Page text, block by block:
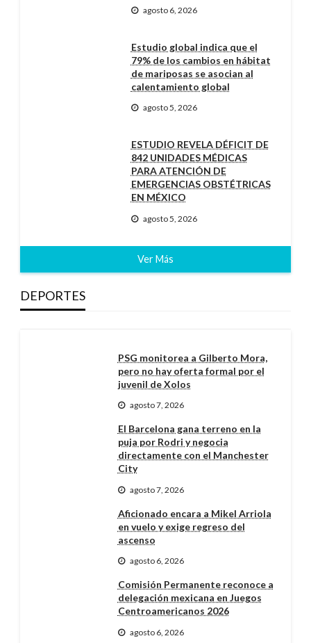
agosto 6, 2026
Estudio global indica que el
79% de los cambios en hábitat
de mariposas se asocian al
calentamiento global
agosto 5, 2026
ESTUDIO REVELA DÉFICIT DE
842 UNIDADES MÉDICAS
PARA ATENCIÓN DE
EMERGENCIAS OBSTÉTRICAS
EN MÉXICO
agosto 5, 2026
Ver Más
DEPORTES
PSG monitorea a Gilberto Mora,
pero no hay oferta formal por el
juvenil de Xolos
agosto 7, 2026
El Barcelona gana terreno en la
puja por Rodri y negocia
directamente con el Manchester
City
agosto 7, 2026
Aficionado encara a Mikel Arriola
en vuelo y exige regreso del
ascenso
agosto 6, 2026
Comisión Permanente reconoce a
delegación mexicana en Juegos
Centroamericanos 2026
agosto 6, 2026